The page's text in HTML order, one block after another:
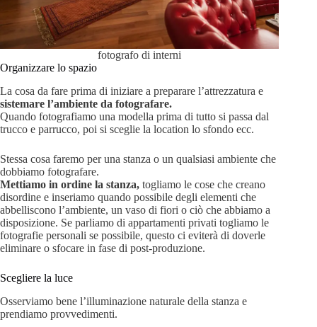
fotografo di interni
Organizzare lo spazio
La cosa da fare prima di iniziare a preparare l’attrezzatura e
sistemare l’ambiente da fotografare.
Quando fotografiamo una modella prima di tutto si passa dal
trucco e parrucco, poi si sceglie la location lo sfondo ecc.
Stessa cosa faremo per una stanza o un qualsiasi ambiente che
dobbiamo fotografare.
Mettiamo in ordine la stanza, togliamo le cose che creano
disordine e inseriamo quando possibile degli elementi che
abbelliscono l’ambiente, un vaso di fiori o ciò che abbiamo a
disposizione. Se parliamo di appartamenti privati togliamo le
fotografie personali se possibile, questo ci eviterà di doverle
eliminare o sfocare in fase di post-produzione.
Scegliere la luce
Osserviamo bene l’illuminazione naturale della stanza e
prendiamo provvedimenti.